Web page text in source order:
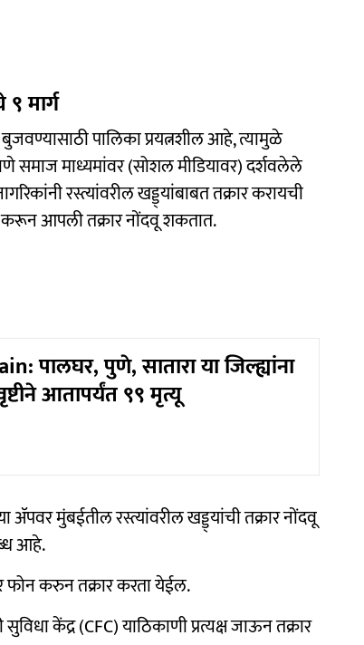
मार्ग
पालिका प्रयत्नशील आहे, त्यामुळे
समाज माध्यमांवर (सोशल मीडियावर) दर्शवलेले
रस्त्यांवरील खड्ड्यांबाबत तक्रार करायची
करून आपली तक्रार नोंदवू शकतात.
पालघर, पुणे, सातारा या जिल्ह्यांना
आतापर्यंत ९९ मृत्यू
मुंबईतील रस्त्यांवरील खड्ड्यांची तक्रार नोंदवू
आहे.
फोन करुन तक्रार करता येईल.
केंद्र (CFC) याठिकाणी प्रत्यक्ष जाऊन तक्रार